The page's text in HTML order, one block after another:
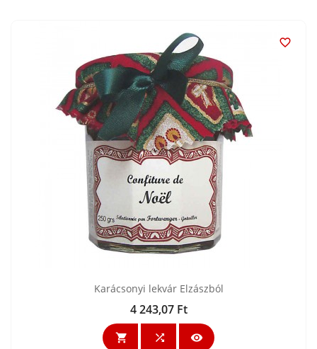

Karácsonyi lekvár Elzászból
Ár
4 243,07 Ft
  